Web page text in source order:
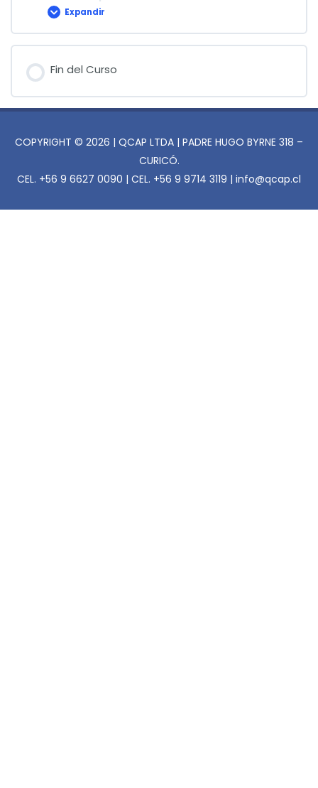
Expandir
Herramientas
la
Mejora
Fin del Curso
COPYRIGHT © 2026 | QCAP LTDA | PADRE HUGO BYRNE 318 –
CURICÓ.
CEL. +56 9 6627 0090 | CEL. +56 9 9714 3119 | info@qcap.cl